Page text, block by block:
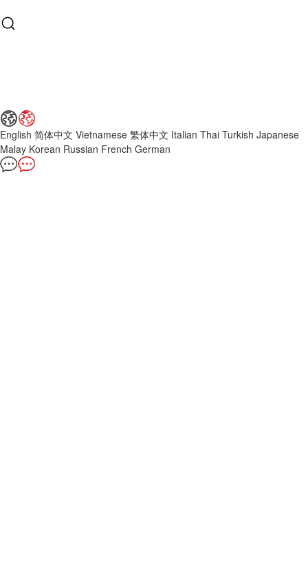
English 简体中文 Vietnamese 繁体中文 Italian Thai Turkish Japanese
Malay Korean Russian French German